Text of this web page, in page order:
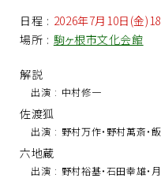
日程 : 2026年7月10日(金
場所 : 駒ヶ根市文化会館
解説
出演 : 中村修一
佐渡狐
出演 : 野村万作・野村萬斎・
六地蔵
出演 : 野村裕基・石田幸雄・